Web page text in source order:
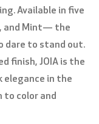
Available in five
and Mint— the
dare to stand out.
finish, JOIA is the
in the
to color and